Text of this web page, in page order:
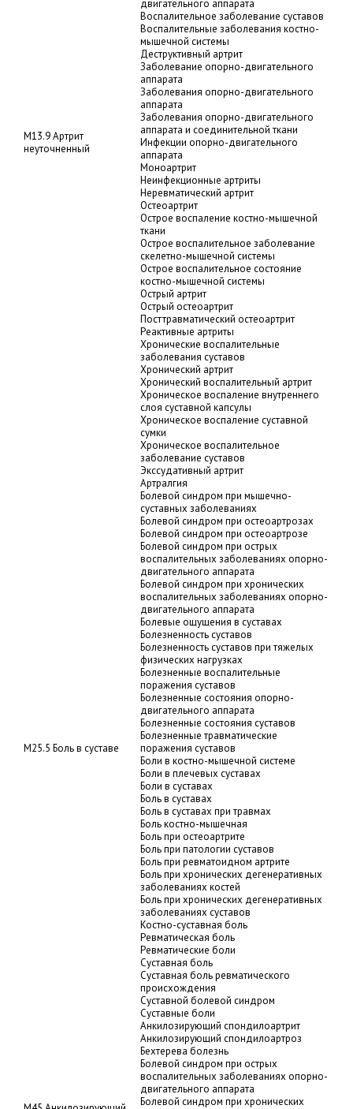
M13.9 Артрит
неуточненный
двигательного аппарата
Воспалительное заболевание суставов
Воспалительные заболевания костно-
мышечной системы
Деструктивный артрит
Заболевание опорно-двигательного
аппарата
Заболевания опорно-двигательного
аппарата
Заболевания опорно-двигательного
аппарата и соединительной ткани
Инфекции опорно-двигательного
аппарата
Моноартрит
Неинфекционные артриты
Неревматический артрит
Остеоартрит
Острое воспаление костно-мышечной
ткани
Острое воспалительное заболевание
скелетно-мышечной системы
Острое воспалительное состояние
костно-мышечной системы
Острый артрит
Острый остеоартрит
Посттравматический остеоартрит
Реактивные артриты
Хронические воспалительные
заболевания суставов
Хронический артрит
Хронический воспалительный артрит
Хроническое воспаление внутреннего
слоя суставной капсулы
Хроническое воспаление суставной
сумки
Хроническое воспалительное
заболевание суставов
Экссудативный артрит
M25.5 Боль в суставе
Артралгия
Болевой синдром при мышечно-
суставных заболеваниях
Болевой синдром при остеоартрозах
Болевой синдром при остеоартрозе
Болевой синдром при острых
воспалительных заболеваниях опорно-
двигательного аппарата
Болевой синдром при хронических
воспалительных заболеваниях опорно-
двигательного аппарата
Болевые ощущения в суставах
Болезненность суставов
Болезненность суставов при тяжелых
физических нагрузках
Болезненные воспалительные
поражения суставов
Болезненные состояния опорно-
двигательного аппарата
Болезненные состояния суставов
Болезненные травматические
поражения суставов
Боли в костно-мышечной системе
Боли в плечевых суставах
Боли в суставах
Боль в суставах
Боль в суставах при травмах
Боль костно-мышечная
Боль при остеоартрите
Боль при патологии суставов
Боль при ревматоидном артрите
Боль при хронических дегенеративных
заболеваниях костей
Боль при хронических дегенеративных
заболеваниях суставов
Костно-суставная боль
Ревматическая боль
Ревматические боли
Суставная боль
Суставная боль ревматического
происхождения
Суставной болевой синдром
Суставные боли
Анкилозирующий спондилоартрит
Анкилозирующий спондилоартроз
Бехтерева болезнь
Болевой синдром при острых
воспалительных заболеваниях опорно-
двигательного аппарата
Болевой синдром при хронических